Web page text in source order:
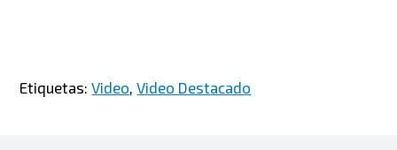
Etiquetas:Video ,Video Destacado